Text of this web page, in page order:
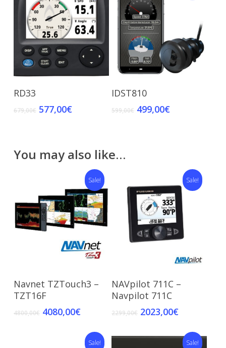
RD33
679,00€ 577,00€
Add To Cart
IDST810
599,00€ 499,00€
You may also like…
Sale!
Read More
Navnet TZTouch3 –
TZT16F
4800,00€ 4080,00€
Sale!
Add To Cart
NAVpilot 711C –
Navpilot 711C
2299,00€ 2023,00€
Sale! Sale!